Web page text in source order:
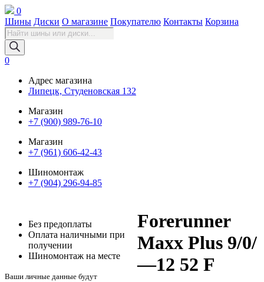
0
Шины Диски О магазине Покупателю Контакты Корзина
Поиск
товаров
0
Адрес магазина
Липецк, Студеновская 132
Магазин
+7 (900) 989-76-10
Магазин
+7 (961) 606-42-43
Шиномонтаж
+7 (904) 296-94-85
Forerunner
Maxx Plus 9/0/
—12 52 F
Без предоплаты
Оплата наличными при
получении
Шиномонтаж на месте
Ваши личные данные будут